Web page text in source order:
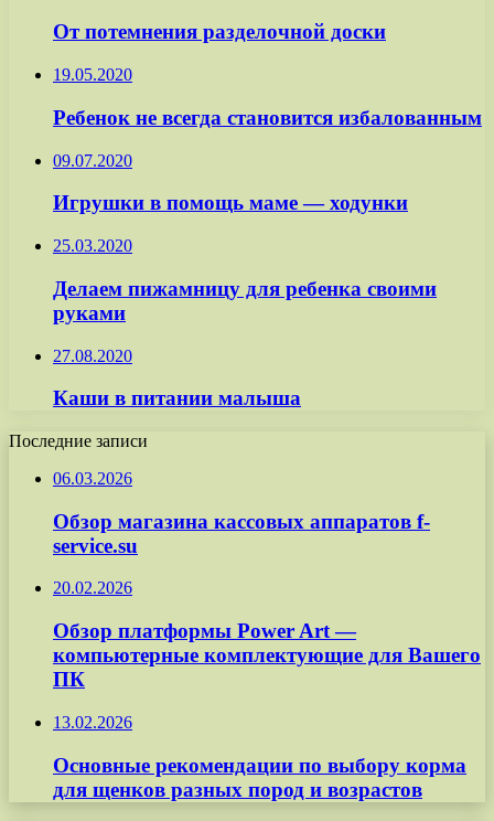
От потемнения разделочной доски
19.05.2020
Ребенок не всегда становится избалованным
09.07.2020
Игрушки в помощь маме — ходунки
25.03.2020
Делаем пижамницу для ребенка своими
руками
27.08.2020
Каши в питании малыша
Последние записи
06.03.2026
Обзор магазина кассовых аппаратов f-
service.su
20.02.2026
Обзор платформы Power Art —
компьютерные комплектующие для Вашего
ПК
13.02.2026
Основные рекомендации по выбору корма
для щенков разных пород и возрастов